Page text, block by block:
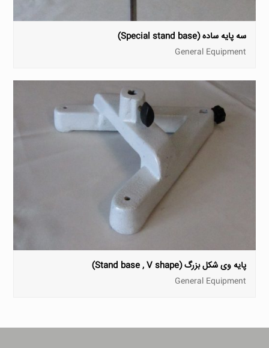
سه پایه ساده (Special stand base)
General Equipment
پایه وی شکل بزرگ (Stand base , V shape)
General Equipment